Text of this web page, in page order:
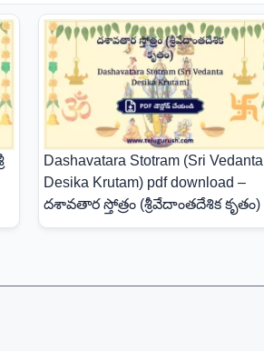
Dashavatara Stotram (Sri Vedanta
Desika Krutam) pdf download –
దశావతార స్తోత్రం (శ్రీవేదాంతదేశిక కృతం)